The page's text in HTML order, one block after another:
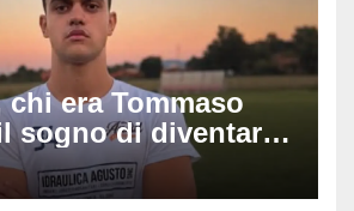
era Tommaso
sogno di diventare
la fascia da
il dolore di Bologna